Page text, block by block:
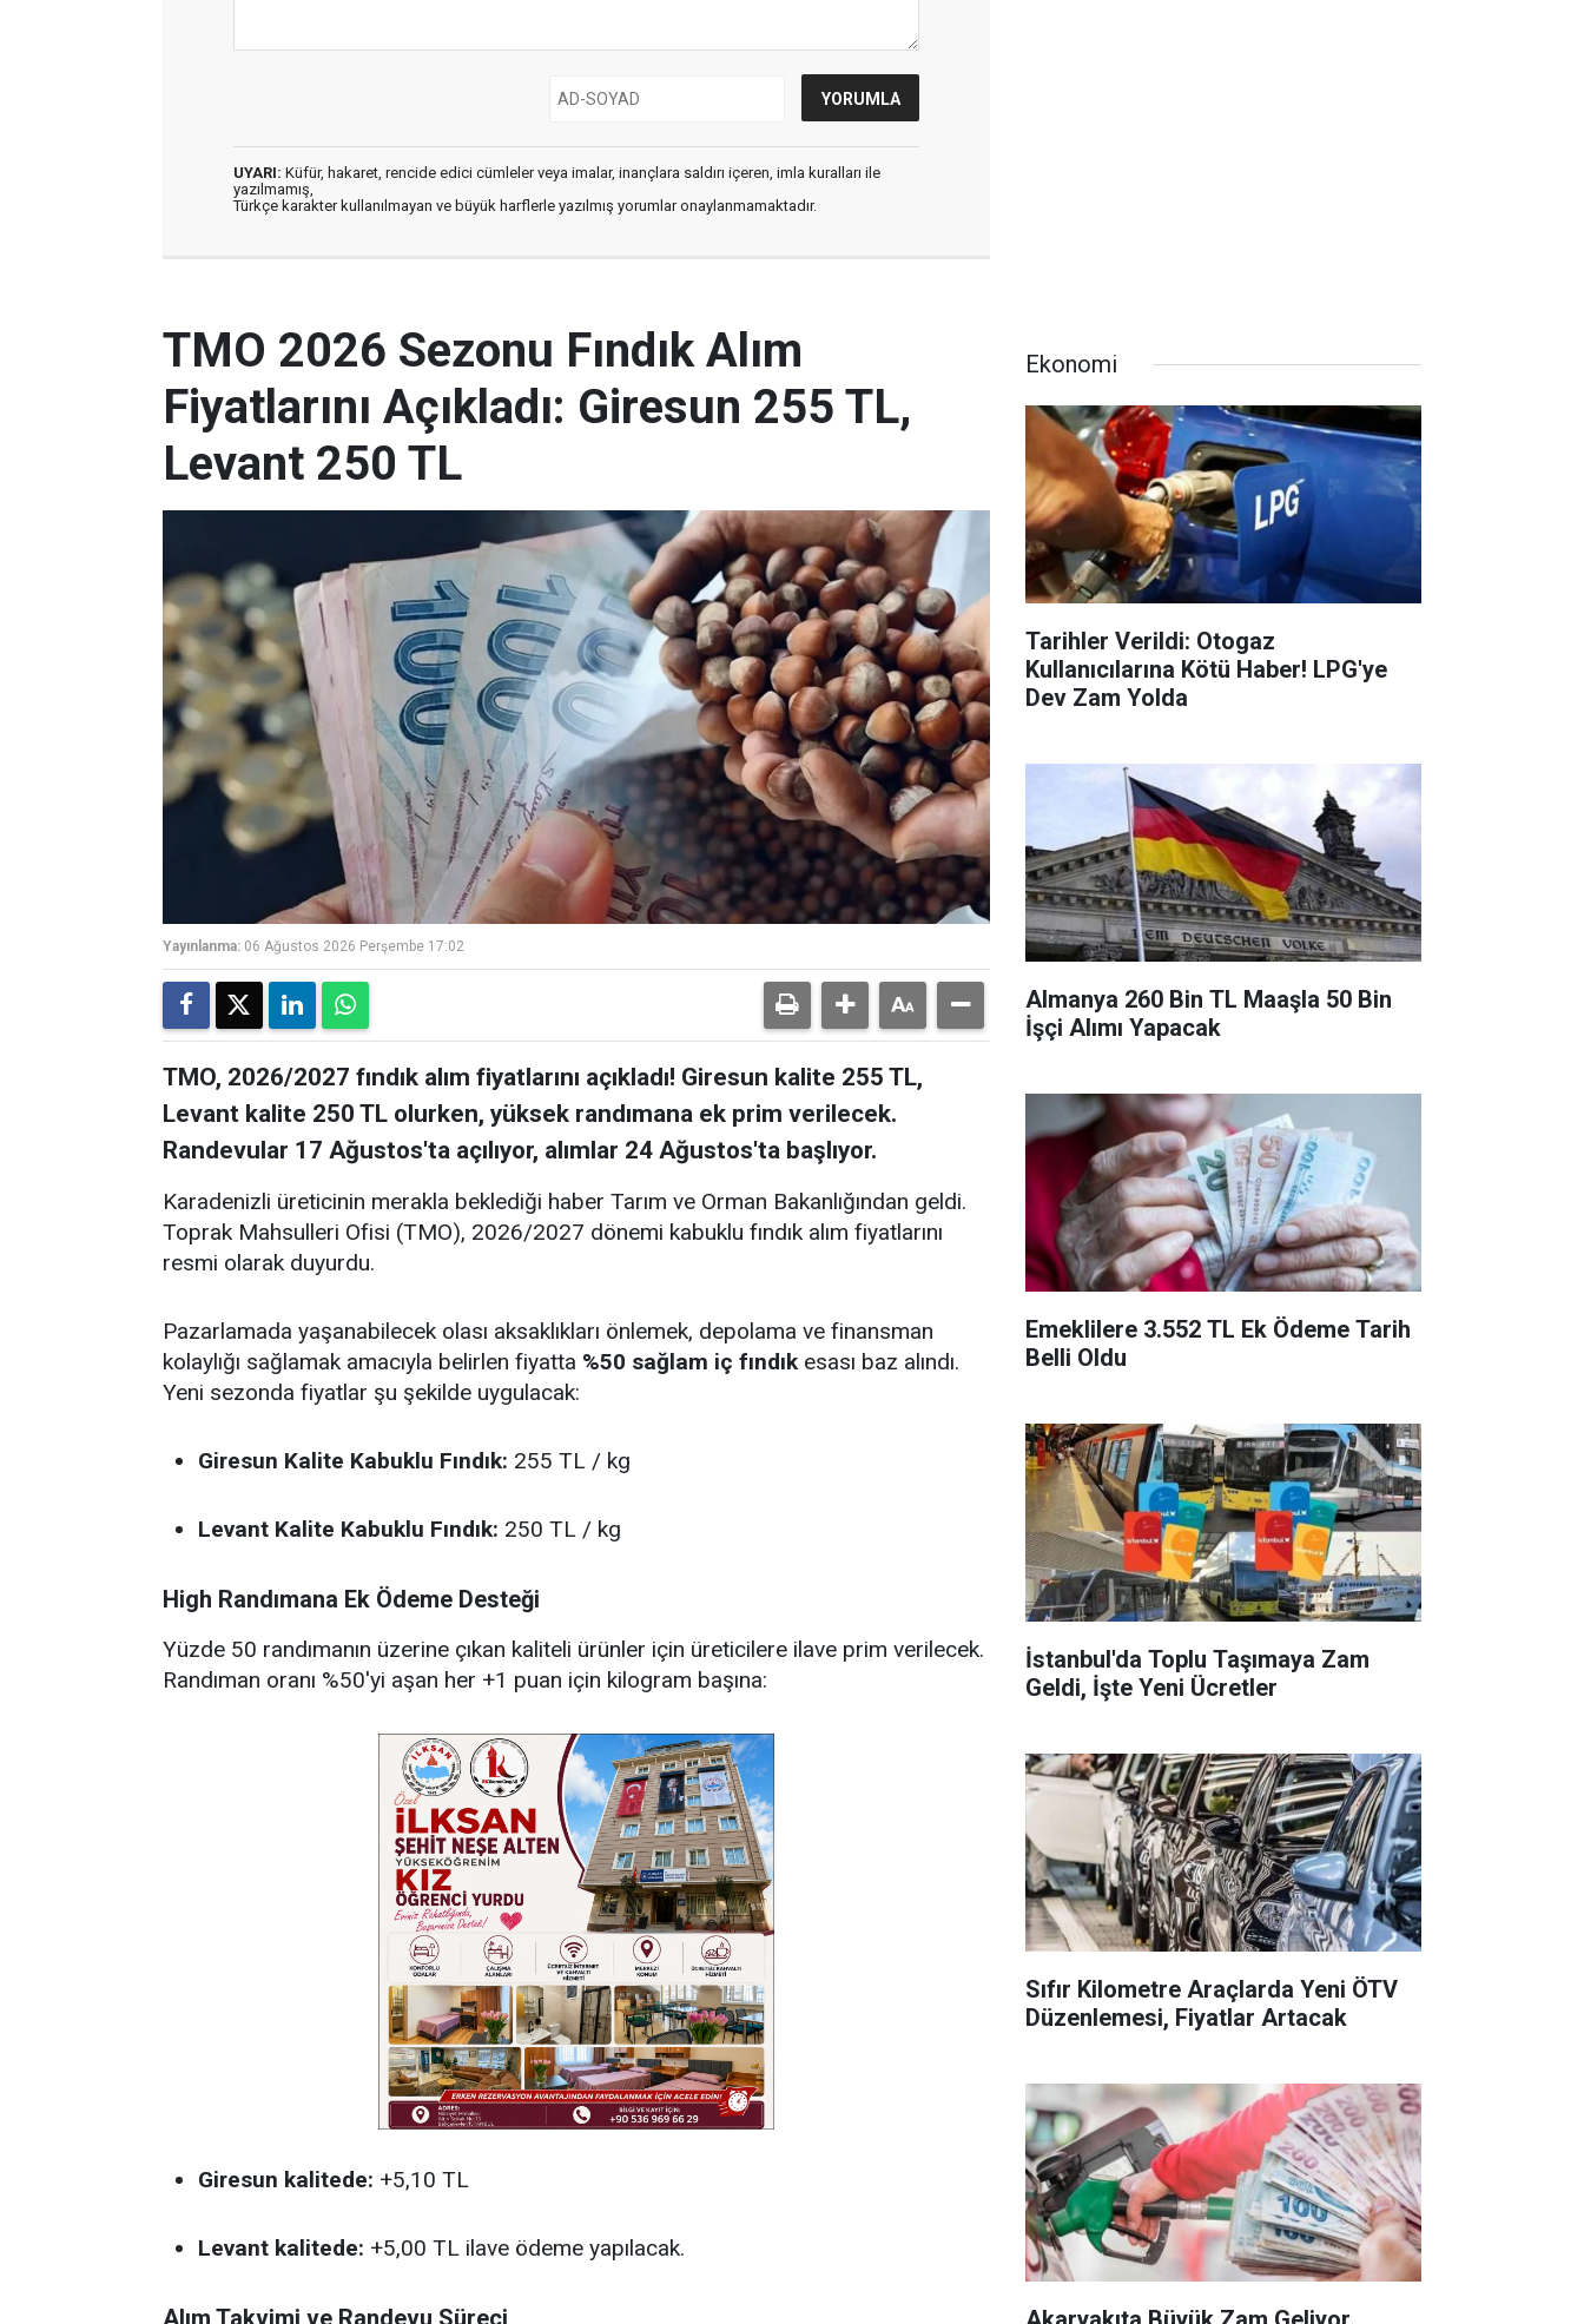
UYARI: Küfür, hakaret, rencide edici cümleler veya imalar, inançlara saldırı içeren, imla kuralları ile
yazılmamış,
Türkçe karakter kullanılmayan ve büyük harflerle yazılmış yorumlar onaylanmamaktadır.
TMO 2026 Sezonu Fındık Alım
Fiyatlarını Açıkladı: Giresun 255 TL,
Levant 250 TL
Yayınlanma: 06 Ağustos 2026 Perşembe 17:02
TMO, 2026/2027 fındık alım fiyatlarını açıkladı! Giresun kalite 255 TL,
Levant kalite 250 TL olurken, yüksek randımana ek prim verilecek.
Randevular 17 Ağustos'ta açılıyor, alımlar 24 Ağustos'ta başlıyor.
Karadenizli üreticinin merakla beklediği haber Tarım ve Orman Bakanlığından geldi.
Toprak Mahsulleri Ofisi (TMO), 2026/2027 dönemi kabuklu fındık alım fiyatlarını
resmi olarak duyurdu.
Pazarlamada yaşanabilecek olası aksaklıkları önlemek, depolama ve finansman
kolaylığı sağlamak amacıyla belirlen fiyatta %50 sağlam iç fındıkesası baz alındı.
Yeni sezonda fiyatlar şu şekilde uygulacak:
Giresun Kalite Kabuklu Fındık: 255 TL / kg
Levant Kalite Kabuklu Fındık: 250 TL / kg
High Randımana Ek Ödeme Desteği
Yüzde 50 randımanın üzerine çıkan kaliteli ürünler için üreticilere ilave prim verilecek.
Randıman oranı %50'yi aşan her +1 puan için kilogram başına:
Giresun kalitede: +5,10 TL
Levant kalitede: +5,00 TL ilave ödeme yapılacak.
Alım Takvimi ve Randevu Süreci
Ekonomi
Tarihler Verildi: Otogaz
Kullanıcılarına Kötü Haber! LPG'ye
Dev Zam Yolda
Almanya 260 Bin TL Maaşla 50 Bin
İşçi Alımı Yapacak
Emeklilere 3.552 TL Ek Ödeme Tarih
Belli Oldu
İstanbul'da Toplu Taşımaya Zam
Geldi, İşte Yeni Ücretler
Sıfır Kilometre Araçlarda Yeni ÖTV
Düzenlemesi, Fiyatlar Artacak